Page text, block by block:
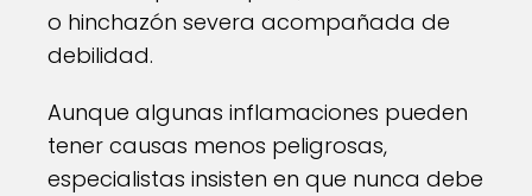
o hinchazón severa acompañada de
debilidad.
Aunque algunas inflamaciones pueden
tener causas menos peligrosas,
especialistas insisten en que nunca debe